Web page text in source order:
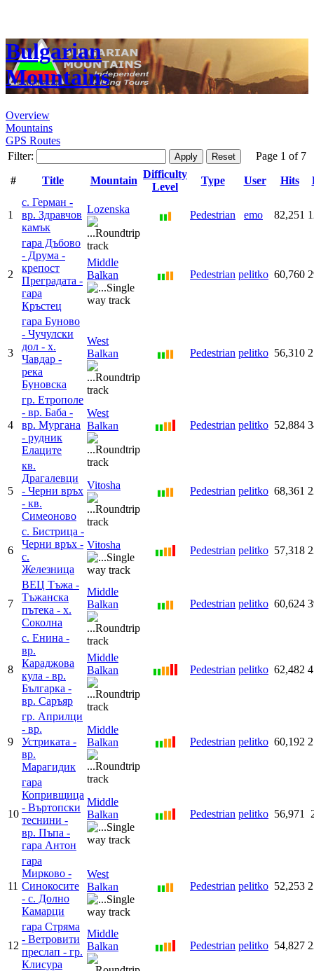
Bulgarian
Mountains
Overview
Mountains
GPS Routes
Filter:
Apply Reset Page 1 of 7
# Title Mountain
Difficulty
Level
Type User Hits
1
с. Герман -
вр. Здравчов
камък
Lozenska Pedestrian emo 82,251
2
гара Дъбово
- Друма -
крепост
Преградата -
гара
Кръстец
Middle
Balkan
Pedestrian pelitko 60,760
3
гара Буново
- Чучулски
дол - х.
Чавдар -
река
Буновска
West
Balkan
Pedestrian pelitko 56,310
4
гр. Етрополе
- вр. Баба -
вр. Мургана
- рудник
Елаците
West
Balkan
Pedestrian pelitko 52,884
5
кв.
Драгалевци
- Черни връх
- кв.
Симеоново
Vitosha Pedestrian pelitko 68,361
6
с. Бистрица -
Черни връх -
с.
Железница
Vitosha Pedestrian pelitko 57,318
7
ВЕЦ Тъжа -
Тъжанска
пътека - х.
Соколна
Middle
Balkan
Pedestrian pelitko 60,624
8
с. Енина -
вр.
Караджова
кула - вр.
Българка -
вр. Саръяр
Middle
Balkan
Pedestrian pelitko 62,482
9
гр. Априлци
- вр.
Устриката -
вр.
Марагидик
Middle
Balkan
Pedestrian pelitko 60,192
10
гара
Копривщица
- Въртопски
теснини -
вр. Пъпа -
гара Антон
Middle
Balkan
Pedestrian pelitko 56,971
11
гара
Мирково -
Синокосите
- с. Долно
Камарци
West
Balkan
Pedestrian pelitko 52,253
12
гара Стряма
- Ветровити
преслап - гр.
Клисура
Middle
Balkan
Pedestrian pelitko 54,827